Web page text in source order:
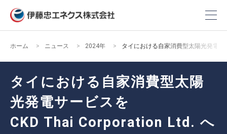
ホーム ニュース 2024年 タイにおける自家消費型太陽光発電
タイにおける自家消費型太陽
光発電サービスを
CKD Thai Corporation Ltd. へ